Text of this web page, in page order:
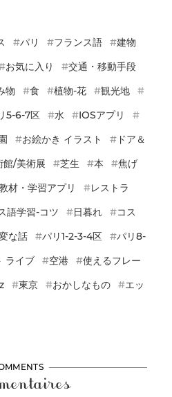
パリ フランス語
建物
お気に入り
交通・移動手段
物 食 植物-花
観光地
5-6-7区 水
IOSアプリ
お絵かき イラスト
ドア＆
館/美術展 芝生 本
焦げ
材・学習アプリ
レストラ
語学習-コツ 日暮れ
コス
な話 パリ1-2-3-4区
パリ8-
ライブ 空港
使えるフレー
東京 おかしなもの
エッ